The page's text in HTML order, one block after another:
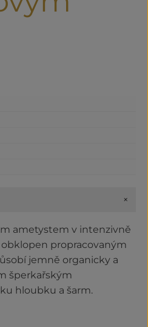
+
ametystem v intenzivně
propracovaným
jemně organicky a
šperkařským
hloubku a šarm.